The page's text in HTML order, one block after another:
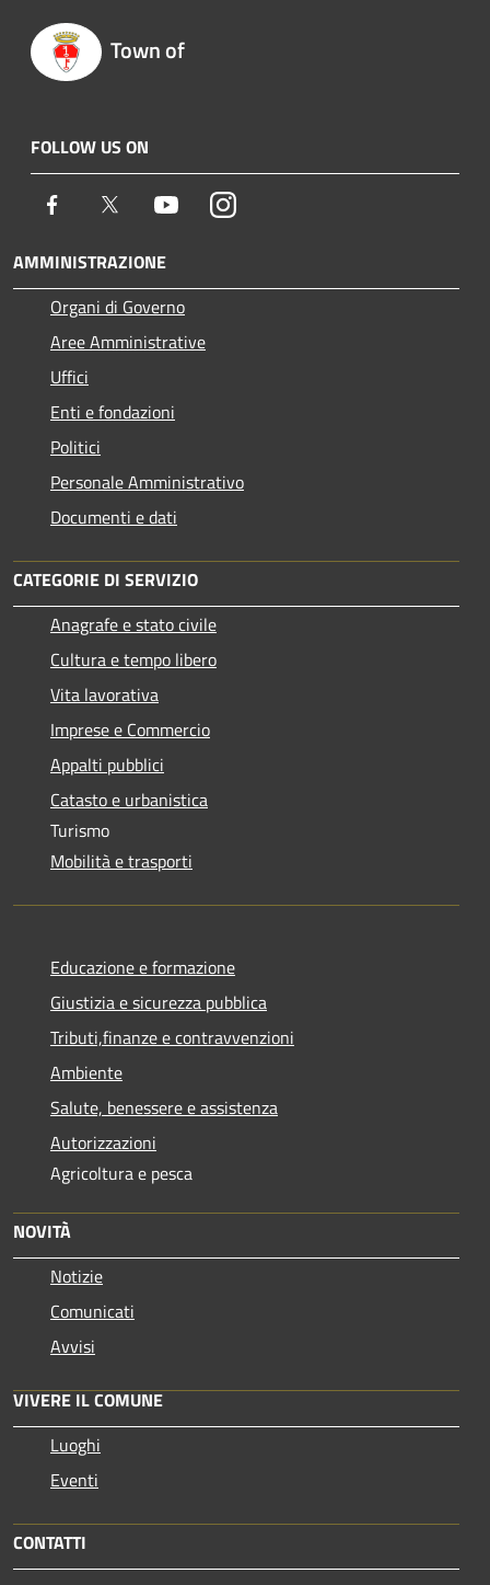
Town of
FOLLOW US ON
Facebook Twitter YoutubeInstagram
AMMINISTRAZIONE
Organi di Governo
Aree Amministrative
Uffici
Enti e fondazioni
Politici
Personale Amministrativo
Documenti e dati
CATEGORIE DI SERVIZIO
Anagrafe e stato civile
Cultura e tempo libero
Vita lavorativa
Imprese e Commercio
Appalti pubblici
Catasto e urbanistica
Turismo
Mobilità e trasporti
Educazione e formazione
Giustizia e sicurezza pubblica
Tributi,finanze e contravvenzioni
Ambiente
Salute, benessere e assistenza
Autorizzazioni
Agricoltura e pesca
NOVITÀ
Notizie
Comunicati
Avvisi
VIVERE IL COMUNE
Luoghi
Eventi
CONTATTI